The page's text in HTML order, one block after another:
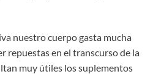
nuestro cuerpo gasta mucha
repuestas en el transcurso de la
muy útiles los suplementos